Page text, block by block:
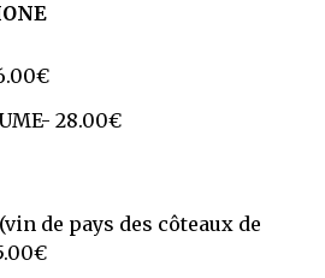
28.00€
(vin de pays des côteaux de